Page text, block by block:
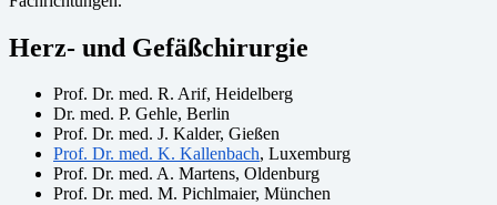
Herz- und Gefäßchirurgie
Prof. Dr. med. R. Arif, Heidelberg
Dr. med. P. Gehle, Berlin
Prof. Dr. med. J. Kalder, Gießen
Prof. Dr. med. K. Kallenbach, Luxemburg
Prof. Dr. med. A. Martens, Oldenburg
Prof. Dr. med. M. Pichlmaier, München